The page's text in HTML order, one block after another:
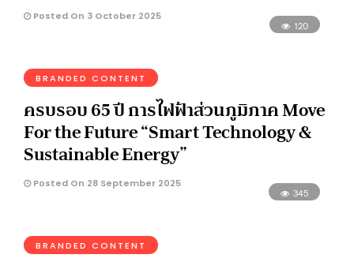
Posted On 3 October 2025
120
BRANDED CONTENT
ครบรอบ 65 ปี การไฟฟ้าส่วนภูมิภาค Move
For the Future “Smart Technology &
Sustainable Energy”
Posted On 28 September 2025
345
BRANDED CONTENT